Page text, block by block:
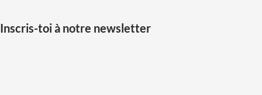
Inscris-toi à notre newsletter